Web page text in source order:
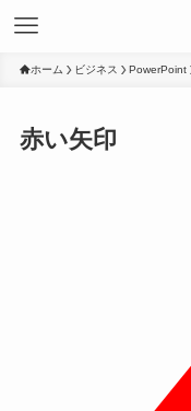
ホーム ビジネス PowerPoint
赤い矢印